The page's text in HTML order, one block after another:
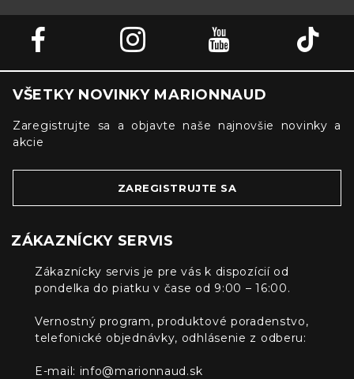
VŠETKY NOVINKY MARIONNAUD
Zaregistrujte sa a objavte naše najnovšie novinky a
akcie
ZAREGISTRUJTE SA
ZÁKAZNÍCKY SERVIS
Zákaznícky servis je pre vás k dispozícií od
pondelka do piatku v čase od 9:00 – 16:00.
Vernostný program, produktové poradenstvo,
telefonické objednávky, odhlásenie z odberu:
E-mail: info@marionnaud.sk